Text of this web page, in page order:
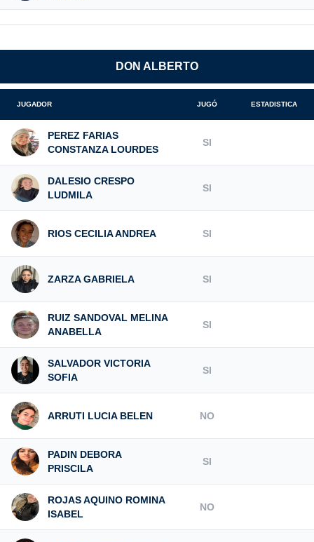
DON ALBERTO
JUGADOR JUGÓ ESTADISTICA
PEREZ FARIAS
CONSTANZA LOURDES
SI
DALESIO CRESPO
LUDMILA
SI
RIOS CECILIA ANDREA SI
ZARZA GABRIELA SI
RUIZ SANDOVAL MELINA
ANABELLA
SI
SALVADOR VICTORIA
SOFIA
SI
ARRUTI LUCIA BELEN NO
PADIN DEBORA
PRISCILA
SI
ROJAS AQUINO ROMINA
ISABEL
NO